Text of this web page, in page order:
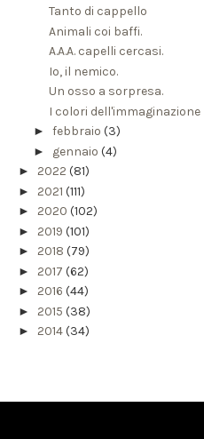
Tanto di cappello
Animali coi baffi.
A.A.A. capelli cercasi.
Io, il nemico.
Un osso a sorpresa.
I colori dell'immaginazione
► febbraio (3)
► gennaio (4)
► 2022 (81)
► 2021 (111)
► 2020 (102)
► 2019 (101)
► 2018 (79)
► 2017 (62)
► 2016 (44)
► 2015 (38)
► 2014(34)